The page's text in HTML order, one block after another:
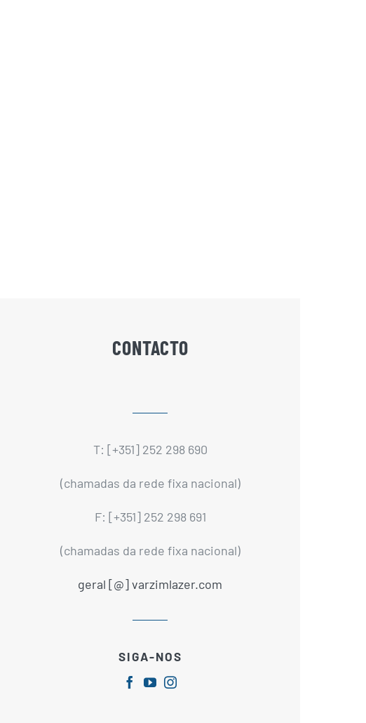
CONTACTO
T: [+351] 252 298 690
(chamadas da rede fixa nacional)
F: [+351] 252 298 691
(chamadas da rede fixa nacional)
geral [@] varzimlazer.com
SIGA-NOS